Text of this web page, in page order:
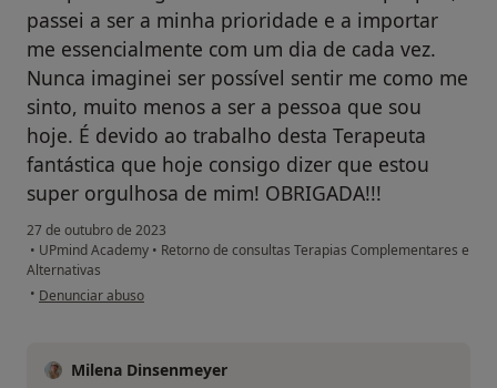
passei a ser a minha prioridade e a importar
me essencialmente com um dia de cada vez.
Nunca imaginei ser possível sentir me como me
sinto, muito menos a ser a pessoa que sou
hoje. É devido ao trabalho desta Terapeuta
fantástica que hoje consigo dizer que estou
super orgulhosa de mim! OBRIGADA!!!
27 de outubro de 2023
• UPmind Academy • Retorno de consultas Terapias Complementares e
Alternativas
• na opinião do utilizador Rafaela
Denunciar abuso
Milena Dinsenmeyer